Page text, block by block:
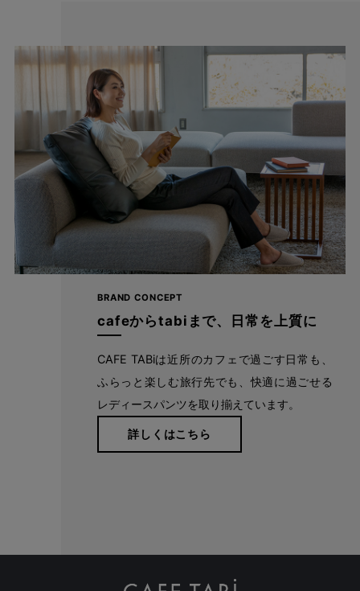
前開き見えとヒップの飾りポケットがポイン
ト
ウエスト総ゴムで楽なはき心地のまま、“前開きにみえる”デザイ
ンで、上品きれい見え。 タックインをしたときもすっきりと見え
るベルト仕様だから、コーデの幅も広がります。 深めの股上は腰
回りをスッキリ見せとキレイな印象に。
BRAND CONCEPT
cafeからtabiまで、日常を上質に
CAFE TABiは近所のカフェで過ごす日常も、
ふらっと楽しむ旅行先でも、快適に過ごせる
レディースパンツを取り揃えています。
詳しくはこちら